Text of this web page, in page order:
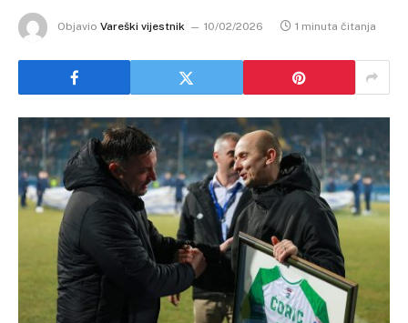
Objavio Vareški vijestnik 10/02/2026 1 minuta čitanja